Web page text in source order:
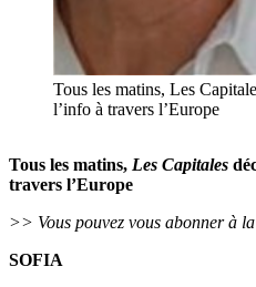
Tous les matins, Les
l’info à travers l’Europe
Tous les matins, Les Capitales
travers l’Europe
>> Vous pouvez vous abonner à
SOFIA